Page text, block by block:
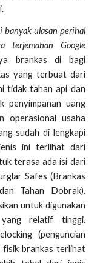
banyak ulasan perihal
terjemahan Google
brankas di bagi
yang terbuat dari
tidak tahan api dan
penyimpanan uang
operasional usaha
sudah di lengkapi
ini terlihat dari
terasa ada isi dari
Safes (Brankas
Tahan Dobrak).
untuk digunakan
yang relatif tinggi.
(penguncian
fisik brankas terlihat